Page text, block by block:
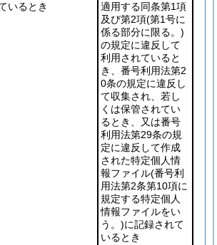
いるとき
適用する同条第1項
及び第2項(第1号に
係る部分に限る。)
の規定に違反して
利用されていると
き、番号利用法第2
0条の規定に違反し
て収集され、若し
くは保管されてい
るとき、又は番号
利用法第29条の規
定に違反して作成
された特定個人情
報ファイル(番号利
用法第2条第10項に
規定する特定個人
情報ファイルをい
う。)に記録されて
いるとき